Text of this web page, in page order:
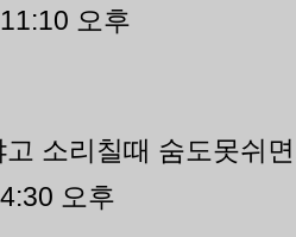
오후
소리칠때 숨도못쉬
오후